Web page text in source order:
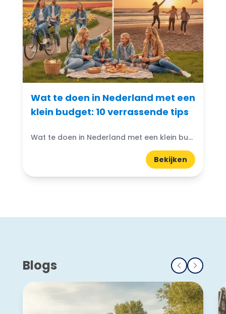
Wat te doen in Nederland met een
klein budget: 10 verrassende tips
Wat te doen in Nederland met een klein budget? Gelukkig zijn er volop budgetvriendelijke uitjes te vinden! Of je nu houdt van de natuur, cultuur of avontuur, er is altijd...
Bekijken
Blogs